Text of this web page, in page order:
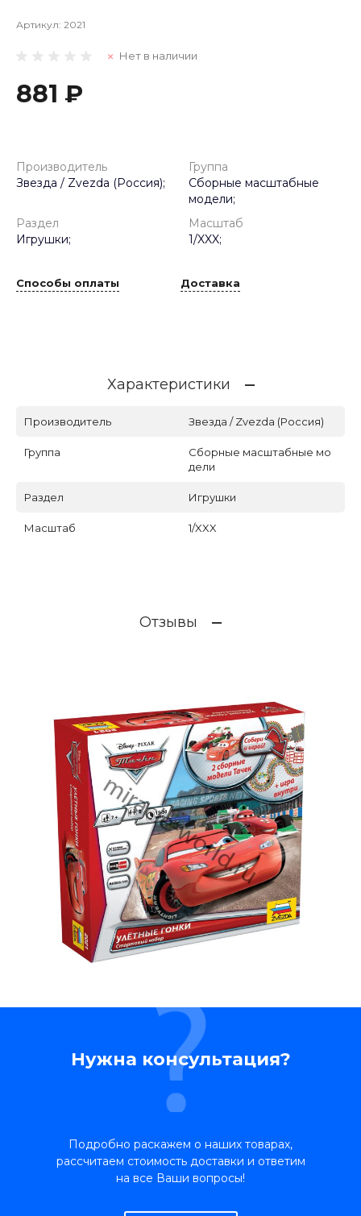
Артикул: 2021
Нет в наличии
881 ₽
Производитель
Звезда / Zvezda (Россия);
Группа
Сборные масштабные
модели;
Раздел
Игрушки;
Масштаб
1/XXX;
Способы оплаты Доставка
Характеристики
Производитель Звезда / Zvezda (Россия)
Группа
Сборные масштабные мо
дели
Раздел Игрушки
Масштаб 1/XXX
Отзывы
Нужна консультация?
Подробно раскажем о наших товарах,
рассчитаем стоимость доставки и ответим
на все Ваши вопросы!